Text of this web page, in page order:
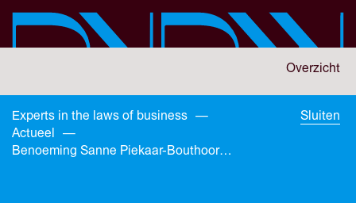
Overzicht
You
are
here:
Experts in the laws of business —
Actueel
—
Benoeming Sanne Piekaar-Bouthoorn tot partner
Sluiten